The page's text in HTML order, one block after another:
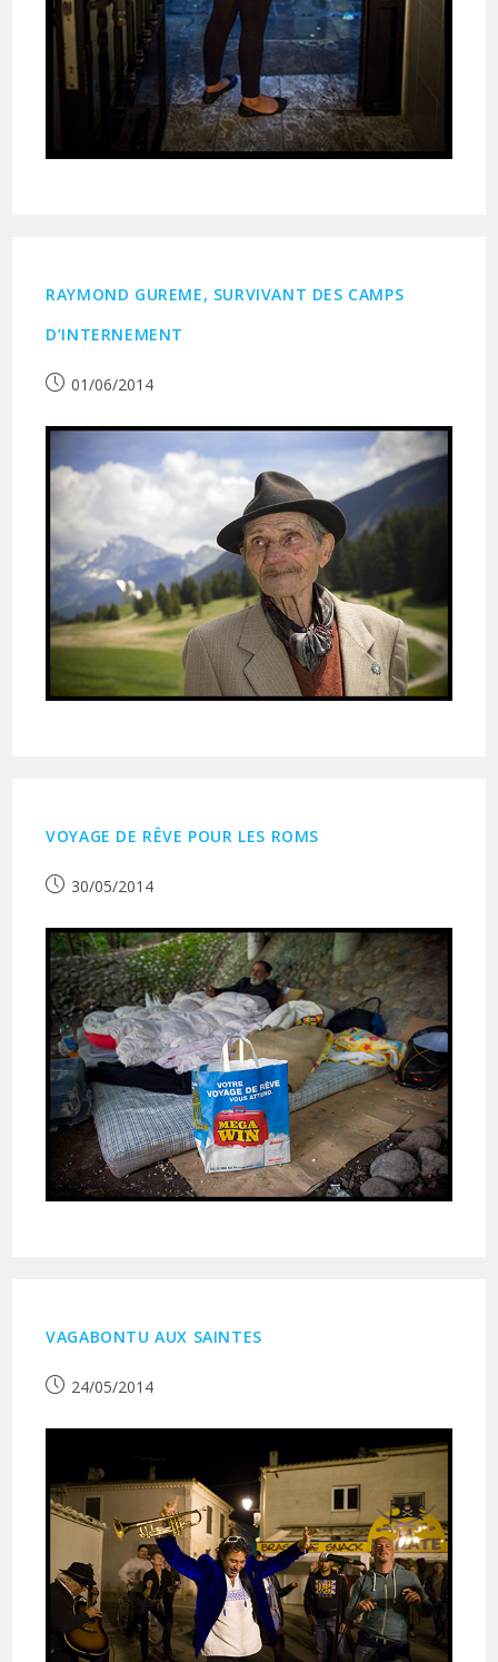
RAYMOND GUREME, SURVIVANT DES CAMPS
D’INTERNEMENT
Publication
01/06/2014
VOYAGE DE RÊVE POUR LES ROMS
Publication
30/05/2014
VAGABONTU AUX SAINTES
Publication
24/05/2014